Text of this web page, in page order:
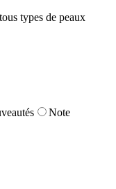
types de peaux
Note